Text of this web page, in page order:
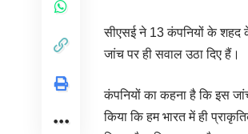
सीएसई ने 13 कंपनियों के शहद
जांच पर ही सवाल उठा दिए हैं।
कंपनियों का कहना है कि इस
किया कि हम भारत में ही